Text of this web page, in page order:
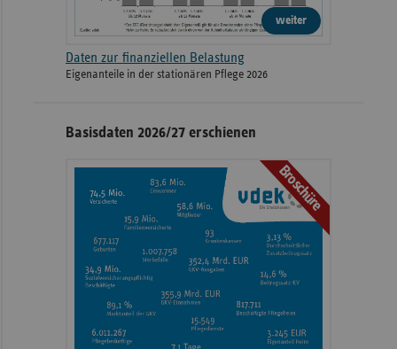
weiter
Daten zur finanziellen Belastung
Eigenanteile in der stationären Pflege 2026
Basisdaten 2026/27 erschienen
Broschüre